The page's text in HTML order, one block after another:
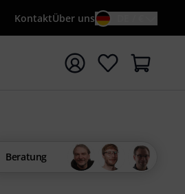
KontaktÜber uns
starten
Beratung